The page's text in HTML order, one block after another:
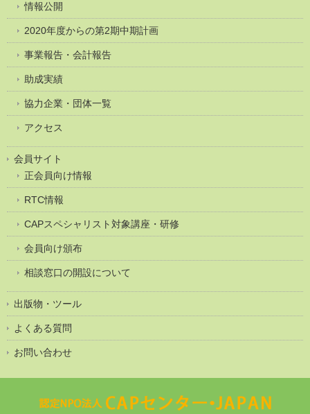
情報公開
2020年度からの第2期中期計画
事業報告・会計報告
助成実績
協力企業・団体一覧
アクセス
会員サイト
正会員向け情報
RTC情報
CAPスペシャリスト対象講座・研修
会員向け頒布
相談窓口の開設について
出版物・ツール
よくある質問
お問い合わせ